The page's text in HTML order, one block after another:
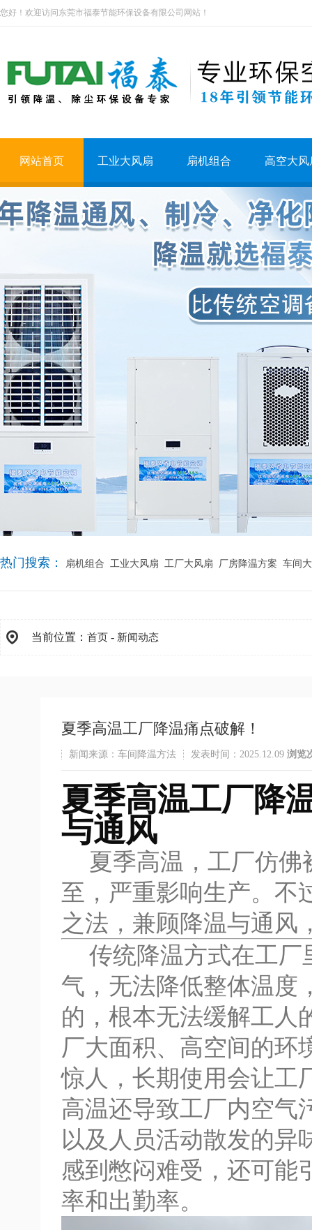
您好！欢迎访问东莞市福泰节能环保设备有限公司网站！
网站首页 工业大风扇 扇机组合 高空大风
热门搜索： 扇机组合 工业大风扇 工厂大风扇 厂房降温方案 车间
当前位置： 首页 - 新闻动态
夏季高温工厂降温痛点破解！
新闻来源：车间降温方法 发表时间：2025.12.09 浏览
夏季高温工厂降
与通风
夏季高温，工厂仿佛
至，严重影响生产。不
之法，兼顾降温与通风
传统降温方式在工厂
气，无法降低整体温度
的，根本无法缓解工人
厂大面积、高空间的环
惊人，长期使用会让工
高温还导致工厂内空气
以及人员活动散发的异
感到憋闷难受，还可能
率和出勤率。